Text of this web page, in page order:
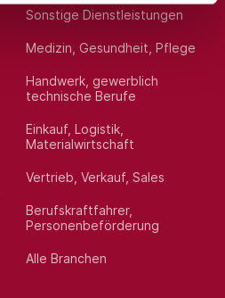
Sonstige Dienstleistungen
Medizin, Gesundheit, Pflege
Handwerk, gewerblich
technische Berufe
Einkauf, Logistik,
Materialwirtschaft
Vertrieb, Verkauf, Sales
Berufskraftfahrer,
Personenbeförderung
Alle Branchen